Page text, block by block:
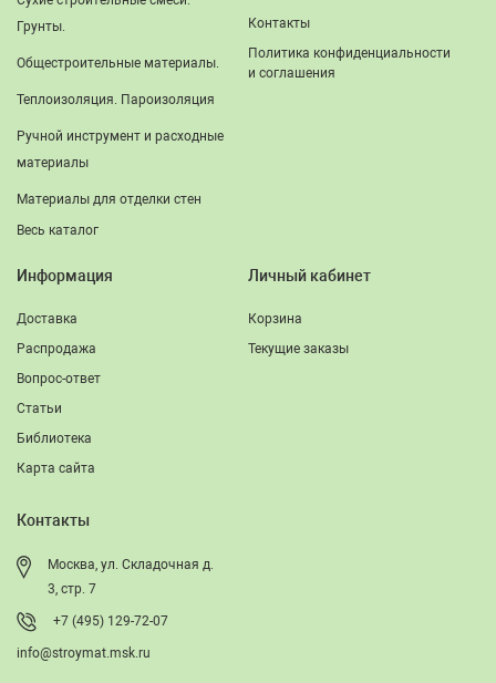
Контакты
Москва, ул. Складочная д.
3, стр. 7
+7 (495) 129-72-07
info@stroymat.msk.ru
Грунты.
Общестроительные материалы.
Теплоизоляция. Пароизоляция
Ручной инструмент и расходные
материалы
Материалы для отделки стен
Весь каталог
Контакты
Политика конфиденциальности
и соглашения
Информация
Доставка
Распродажа
Вопрос-ответ
Статьи
Библиотека
Карта сайта
Личный кабинет
Корзина
Текущие заказы